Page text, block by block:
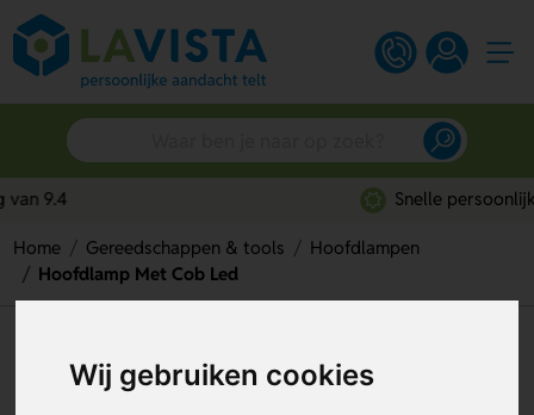
Wij gebruiken cookies
Snelle persoonlijke service
Home Gereedschappen & tools
Hoofdlampen
Hoofdlamp Met Cob Led
Hoofdlamp Met Cob Led
Artikelnummer: